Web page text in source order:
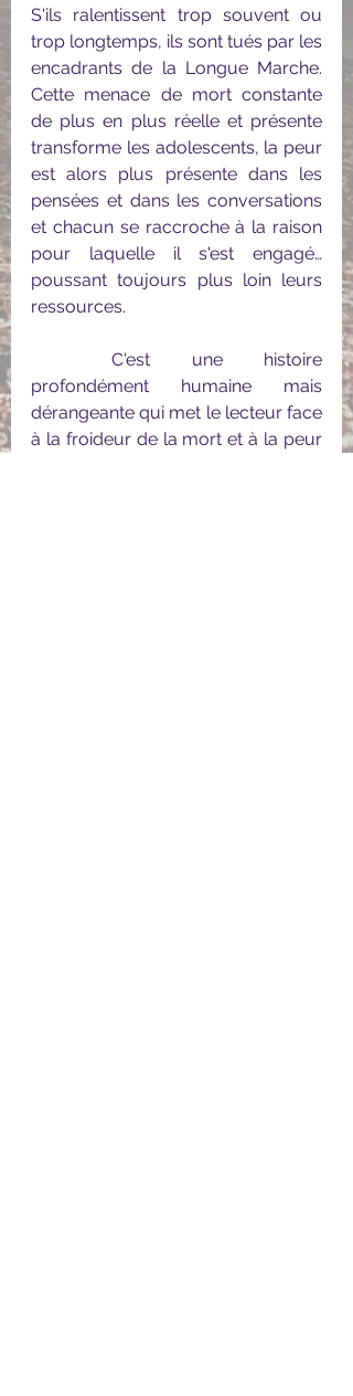
S'ils ralentissent trop souvent ou
trop longtemps, ils sont tués par les
encadrants de la Longue Marche.
Cette menace de mort constante
de plus en plus réelle et présente
transforme les adolescents, la peur
est alors plus présente dans les
pensées et dans les conversations
et chacun se raccroche à la raison
pour laquelle il s'est engagé…
poussant toujours plus loin leurs
ressources.
	C'est une histoire
profondément humaine mais
dérangeante qui met le lecteur face
à la froideur de la mort et à la peur